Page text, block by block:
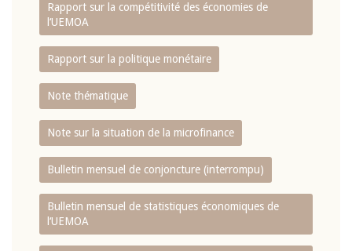
Rapport sur la compétitivité des économies de
l‘UEMOA
Rapport sur la politique monétaire
Note thématique
Note sur la situation de la microfinance
Bulletin mensuel de conjoncture (interrompu)
Bulletin mensuel de statistiques économiques de
l‘UEMOA